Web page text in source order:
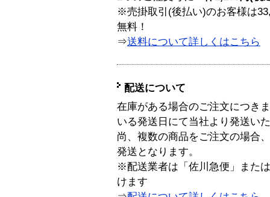
※売掛取引(後払い)のお客様は
無料！
⇒送料について詳しくはこちら
配送について
在庫がある場合のご注文につき
いる発送日にて当社より発送い
尚、複数の商品をご注文の場合
発送となります。
※配送業者は「佐川急便」また
けます